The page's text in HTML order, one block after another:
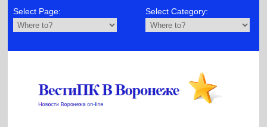
Select Page: Select Category: